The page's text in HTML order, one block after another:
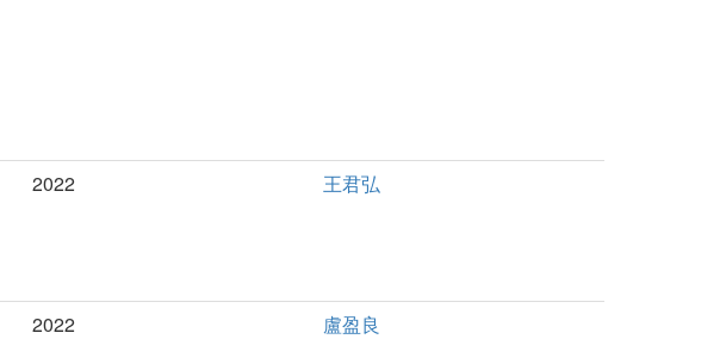
2022 王君弘
2022 盧盈良